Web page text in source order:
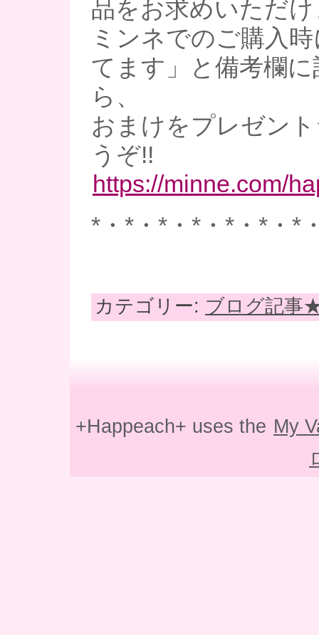
品をお求めいただ
ミンネでのご購入
てます」と備考欄
ら、
おまけをプレゼン
うぞ!!
https://minne.com/
*・*・*・*・*・*・*
カテゴリー: ブログ記事
+Happeach+ uses the My